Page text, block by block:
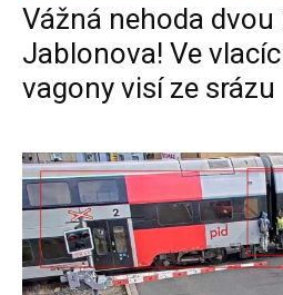
Vážná nehoda dvou
Jablonova! Ve
vagony visí ze srázu